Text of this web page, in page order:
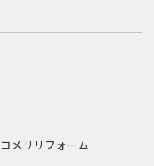
コメリリフォーム